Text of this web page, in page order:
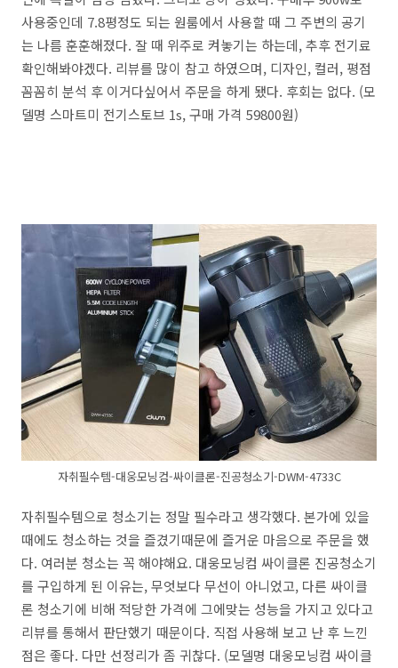
사용중인데 7.8평정도 되는 원룸에서 사용할 때 그 주변의 공기
는 나름 훈훈해졌다. 잘 때 위주로 켜놓기는 하는데, 추후 전기료
확인해봐야겠다. 리뷰를 많이 참고 하였으며, 디자인, 컬러, 평점
꼼꼼히 분석 후 이거다싶어서 주문을 하게 됐다. 후회는 없다. (모
델명 스마트미 전기스토브 1s, 구매 가격 59800원)
자취필수템-대웅모닝컴-싸이클론-진공청소기-DWM-4733C
자취필수템으로 청소기는 정말 필수라고 생각했다. 본가에 있을
때에도 청소하는 것을 즐겼기때문에 즐거운 마음으로 주문을 했
다. 여러분 청소는 꼭 해야해요. 대웅모닝컴 싸이클론 진공청소기
를 구입하게 된 이유는, 무엇보다 무선이 아니었고, 다른 싸이클
론 청소기에 비해 적당한 가격에 그에맞는 성능을 가지고 있다고
리뷰를 통해서 판단했기 때문이다. 직접 사용해 보고 난 후 느낀
점은 좋다. 다만 선정리가 좀 귀찮다. (모델명 대웅모닝컴 싸이클